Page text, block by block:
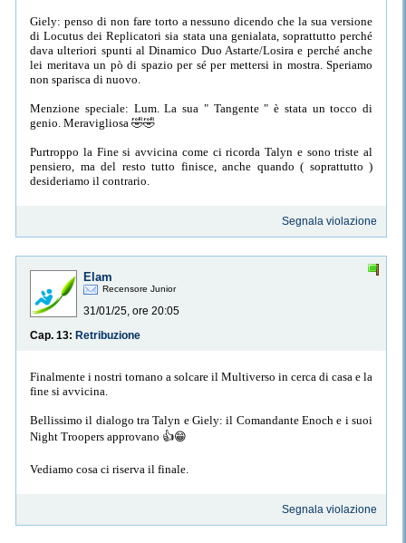
Giely: penso di non fare torto a nessuno dicendo che la sua versione
di Locutus dei Replicatori sia stata una genialata, soprattutto perché
dava ulteriori spunti al Dinamico Duo Astarte/Losira e perché anche
lei meritava un pò di spazio per sé per mettersi in mostra. Speriamo
non sparisca di nuovo.
Menzione speciale: Lum. La sua " Tangente " è stata un tocco di
genio. Meravigliosa 🤣🤣
Purtroppo la Fine si avvicina come ci ricorda Talyn e sono triste al
pensiero, ma del resto tutto finisce, anche quando ( soprattutto )
desideriamo il contrario.
Segnala violazione
Elam
Recensore Junior
31/01/25, ore 20:05
Cap. 13: Retribuzione
Finalmente i nostri tornano a solcare il Multiverso in cerca di casa e la
fine si avvicina.
Bellissimo il dialogo tra Talyn e Giely: il Comandante Enoch e i suoi
Night Troopers approvano 👍😁
Vediamo cosa ci riserva il finale.
Segnala violazione